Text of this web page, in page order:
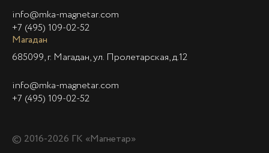
info@mka-magnetar.com
+7 (495) 109-02-52
Магадан
685099, г. Магадан, ул. Пролетарская, д.12
info@mka-magnetar.com
+7 (495) 109-02-52
© 2016-2026 ГК «Магнетар»